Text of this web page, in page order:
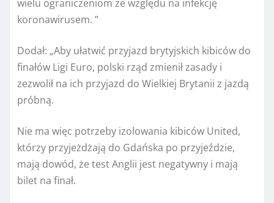
wielu ograniczeniom ze względu na infekcję
koronawirusem. ”
Dodał: „Aby ułatwić przyjazd brytyjskich kibiców do
finałów Ligi Euro, polski rząd zmienił zasady i
zezwolił na ich przyjazd do Wielkiej Brytanii z jazdą
próbną.
Nie ma więc potrzeby izolowania kibiców United,
którzy przyjeżdżają do Gdańska po przyjeździe,
mają dowód, że test Anglii jest negatywny i mają
bilet na finał.